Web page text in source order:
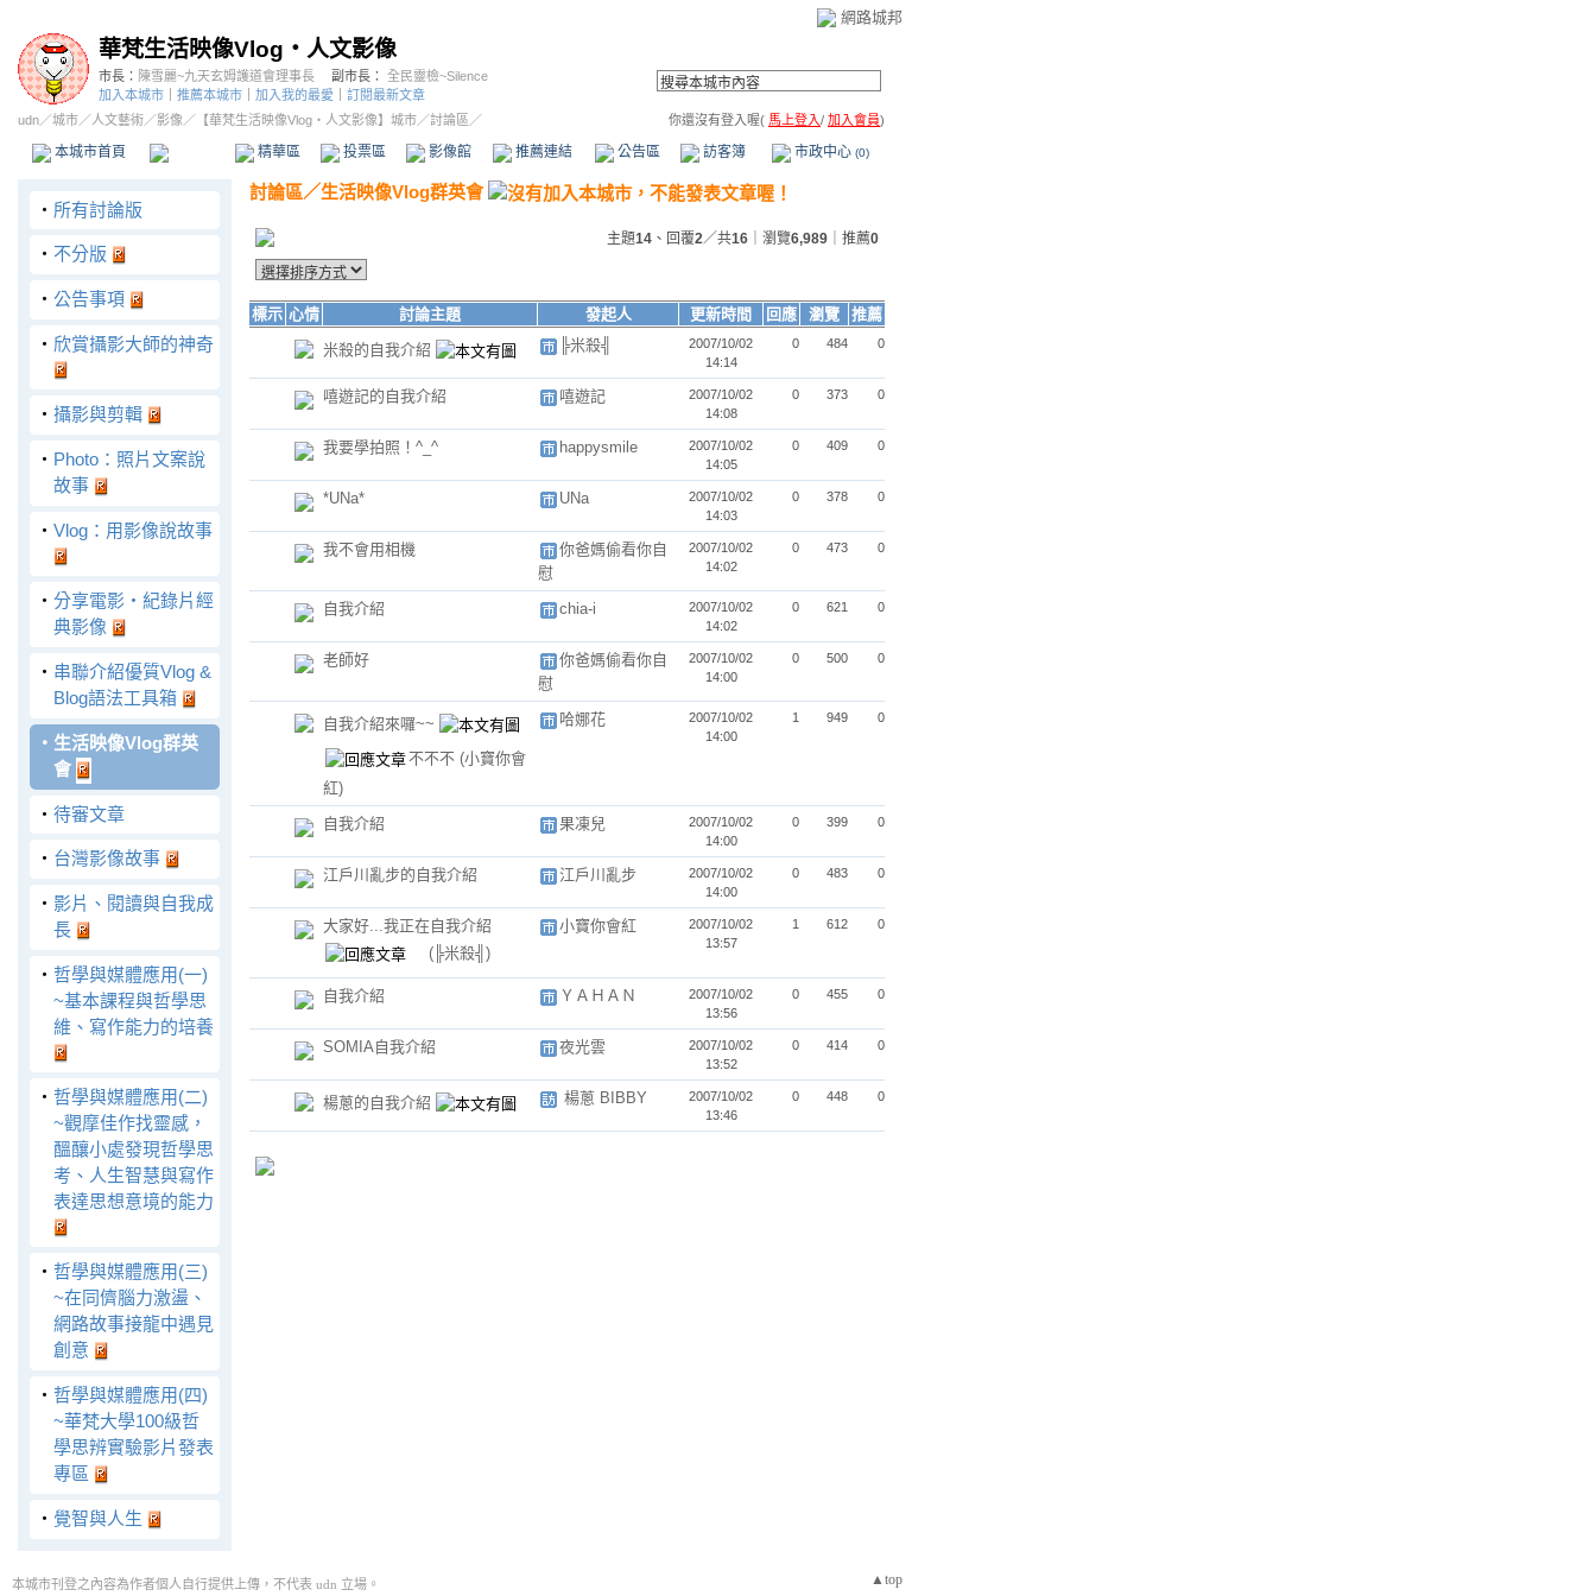
網路城邦
華梵生活映像Vlog‧人文影像
市長： 陳雪麗~九天玄姆護道會理事長 副市長： 全民靈檢~Silence
加入本城市
推薦本城市 加入我的最愛
訂閱最新文章
udn／城市／人文藝術／影像 ／ 【華梵生活映像Vlog‧人文影像】城市／討論區／ 你還沒有登入喔( 馬上登入/ 加入會員)
本城市首頁 精華區 投票區 影像館 推薦連結 公告區 訪客簿 市政中心 (0)
‧ 所有討論版
‧ 不分版
‧ 公告事項
‧ 欣賞攝影大師的神奇
‧ 攝影與剪輯
‧ Photo：照片文案說
故事
‧ Vlog：用影像說故事
‧ 分享電影‧紀錄片經
典影像
‧ 串聯介紹優質Vlog &
Blog語法工具箱
‧ 生活映像Vlog群英
會
‧ 待審文章
‧ 台灣影像故事
‧ 影片、閱讀與自我成
長
‧ 哲學與媒體應用(一)
~基本課程與哲學思
維、寫作能力的培養
‧ 哲學與媒體應用(二)
~觀摩佳作找靈感，
醞釀小處發現哲學思
考、人生智慧與寫作
表達思想意境的能力
‧ 哲學與媒體應用(三)
~在同儕腦力激盪、
網路故事接龍中遇見
創意
‧ 哲學與媒體應用(四)
~華梵大學100級哲
學思辨實驗影片發表
專區
‧ 覺智與人生
討論區／生活映像Vlog群英會
主題14 、回覆2／共16 ｜瀏覽6,989 ｜推薦0
標示 心情 討論主題 發起人 更新時間 回應 瀏覽
推薦
米殺的自我介紹
╠米殺╣
2007/10/02
14:14
0 484 0
嘻遊記的自我介紹 嘻遊記
2007/10/02
14:08
0 373 0
我要學拍照！^_^ happysmile
2007/10/02
14:05
0 409 0
*UNa* UNa
2007/10/02
14:03
0 378 0
我不會用相機
你爸媽偷看你自
慰
2007/10/02
14:02
0 473 0
自我介紹 chia-i
2007/10/02
14:02
0 621 0
老師好
你爸媽偷看你自
慰
2007/10/02
14:00
0 500 0
自我介紹來囉~~
不不不 (小寶你會
紅)
哈娜花
2007/10/02
14:00
1 949 0
自我介紹 果凍兒
2007/10/02
14:00
0 399 0
江戶川亂步的自我介紹 江戶川亂步
2007/10/02
14:00
0 483 0
大家好...我正在自我介紹
(╠米殺╣)
小寶你會紅
2007/10/02
13:57
1 612 0
自我介紹 ＹＡＨＡＮ
2007/10/02
13:56
0 455 0
SOMIA自我介紹 夜光雲
2007/10/02
13:52
0 414 0
楊蔥的自我介紹 楊蔥 BIBBY
2007/10/02
13:46
0 448 0
▲top
本城市刊登之內容為作者個人自行提供上傳，不代表 udn 立場。